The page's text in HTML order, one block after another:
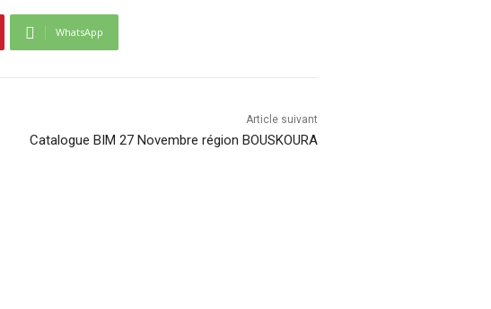
WhatsApp
Article suivant
Catalogue BIM 27 Novembre région BOUSKOURA